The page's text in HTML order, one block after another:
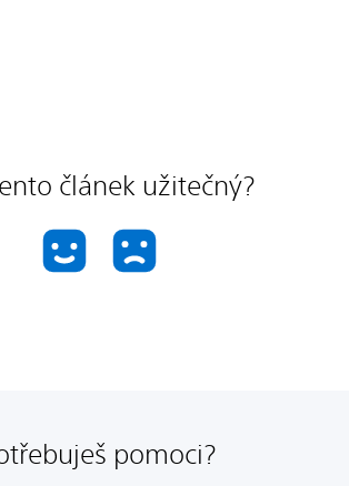
článek užitečný?
pomoci?